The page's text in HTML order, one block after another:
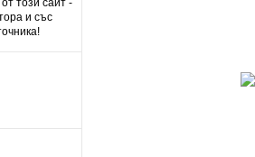
този сайт -
и със